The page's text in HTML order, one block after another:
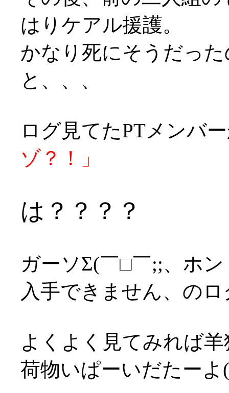
はりケアル援護。
かなり死にそうだっ
と、、、
ログ見てたPTメンバ
ゾ？！」
は？？？？
ガーソΣ(￣□￣;;、ホ
入手できません、の
よくよく見てみれば
荷物いぱーいだたーよ